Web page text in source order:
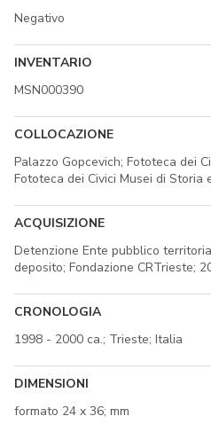
Negativo
INVENTARIO
MSN000390
COLLOCAZIONE
Palazzo Gopcevich; Fototeca dei
Fototeca dei Civici Musei di Storia
ACQUISIZIONE
Detenzione Ente pubblico
deposito; Fondazione CRTrieste;
CRONOLOGIA
1998 - 2000 ca.; Trieste; Italia
DIMENSIONI
formato 24 x 36; mm